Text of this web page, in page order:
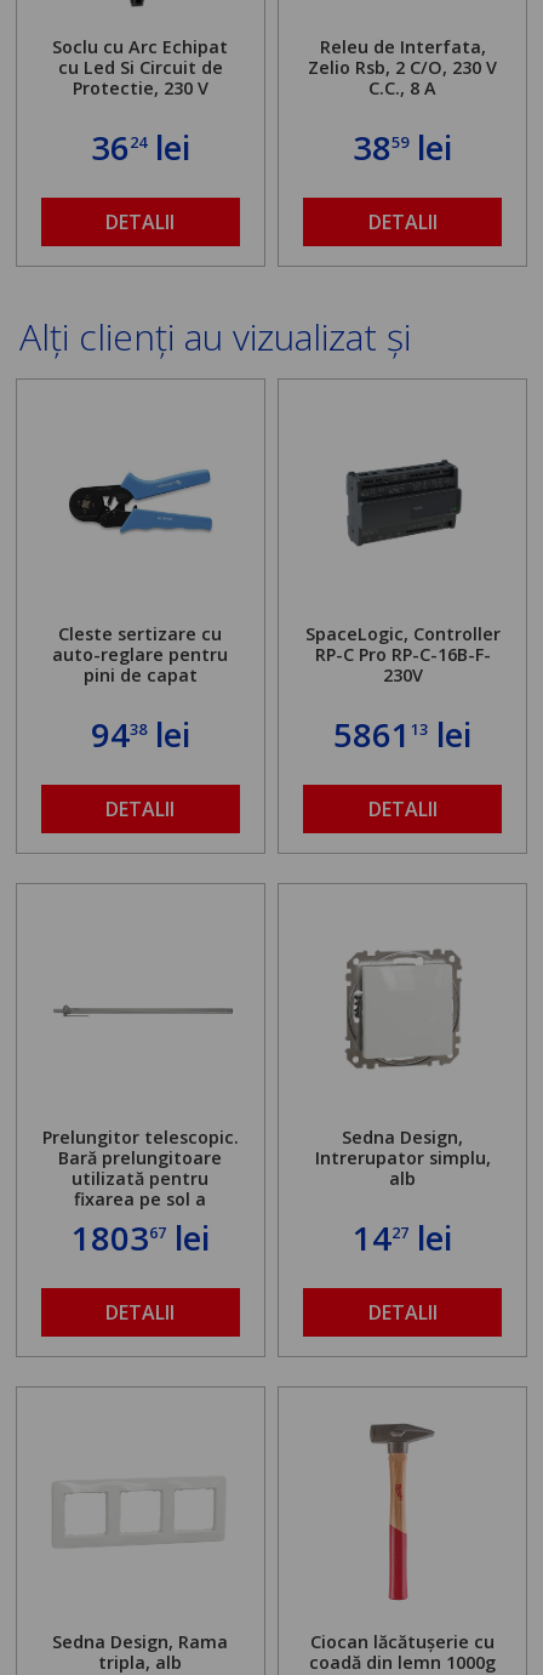
Soclu cu Arc Echipat
cu Led Si Circuit de
Protectie, 230 V
3624lei
DETALII
Releu de Interfata,
Zelio Rsb, 2 C/O, 230 V
C.C., 8 A
3859lei
DETALII
Alți clienți au vizualizat și
Cleste sertizare cu
auto-reglare pentru
pini de capat
9438lei
DETALII
SpaceLogic, Controller
RP-C Pro RP-C-16B-F-
230V
586113 lei
DETALII
Prelungitor telescopic.
Bară prelungitoare
utilizată pentru
fixarea pe sol a
standului mașinii de
găurit în locul
maximă admisă de 500
kg și înălțime reglabilă
de la 1,8 la 2,9 m
180367lei
DETALII
Sedna Design,
Intrerupator simplu,
alb
1427 lei
DETALII
Sedna Design, Rama
tripla, alb
Ciocan lăcătușerie cu
coadă din lemn 1000g